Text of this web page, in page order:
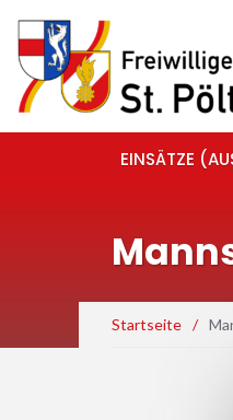
EINSÄTZE
Startseite /